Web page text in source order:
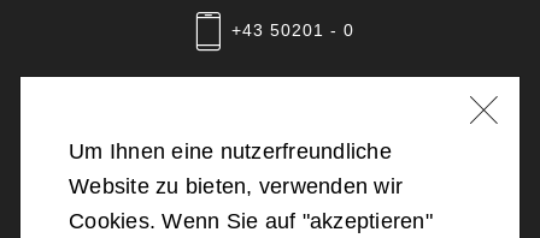
+43 50201 - 0
2026Bundesministerium für Landesverteidigung
Um Ihnen eine nutzerfreundliche
Website zu bieten, verwenden wir
Cookies. Wenn Sie auf "akzeptieren"